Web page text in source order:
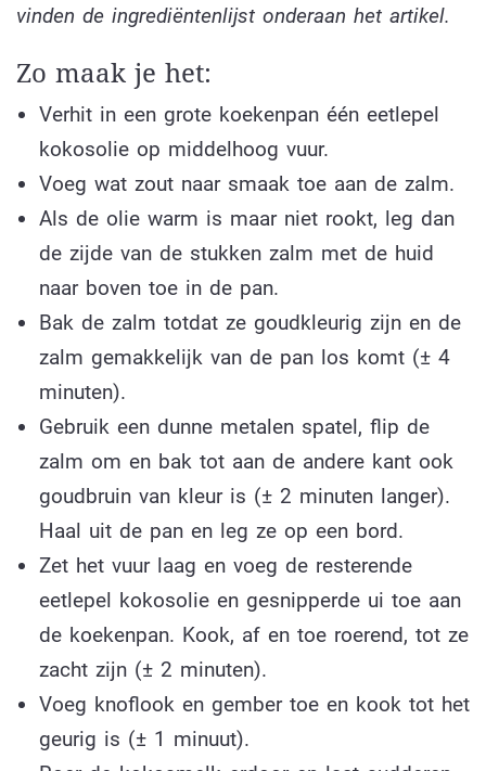
vinden de ingrediëntenlijst onderaan het artikel.
Zo maak je het:
Verhit in een grote koekenpan één eetlepel
kokosolie op middelhoog vuur.
Voeg wat zout naar smaak toe aan de zalm.
Als de olie warm is maar niet rookt, leg dan
de zijde van de stukken zalm met de huid
naar boven toe in de pan.
Bak de zalm totdat ze goudkleurig zijn en de
zalm gemakkelijk van de pan los komt (± 4
minuten).
Gebruik een dunne metalen spatel, flip de
zalm om en bak tot aan de andere kant ook
goudbruin van kleur is (± 2 minuten langer).
Haal uit de pan en leg ze op een bord.
Zet het vuur laag en voeg de resterende
eetlepel kokosolie en gesnipperde ui toe aan
de koekenpan. Kook, af en toe roerend, tot ze
zacht zijn (± 2 minuten).
Voeg knoflook en gember toe en kook tot het
geurig is (± 1 minuut).